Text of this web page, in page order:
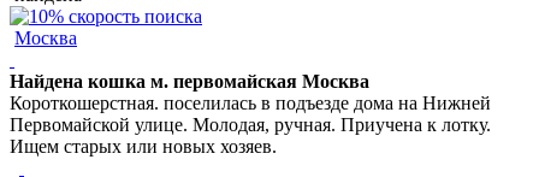
Москва
Найдена кошка м. первомайская Москва
Короткошерстная. поселилась в подъезде дома на Нижней
Первомайской улице. Молодая, ручная. Приучена к лотку.
Ищем старых или новых хозяев.